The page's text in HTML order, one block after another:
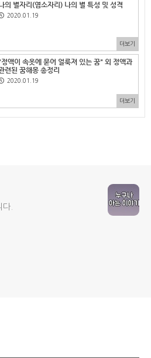
의 별자리(염소자리) 나의 별 특성 및 성격
2020.01.19
더보기
정액이 속옷에 묻어 얼룩져 있는 꿈" 외 정액과
련된 꿈해몽 총정리
2020.01.19
더보기
.